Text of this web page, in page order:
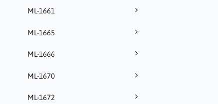
ML-1661
ML-1665
ML-1666
ML-1670
ML-1672